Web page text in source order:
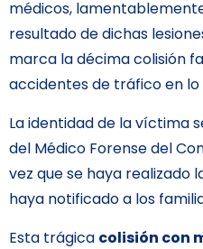
médicos,
resultado de dichas
marca la décima colisión
accidentes de tráfico en lo
La identidad de la víctima
del Médico Forense del
vez que se haya realizado
haya notificado a los
Esta trágica colisión con